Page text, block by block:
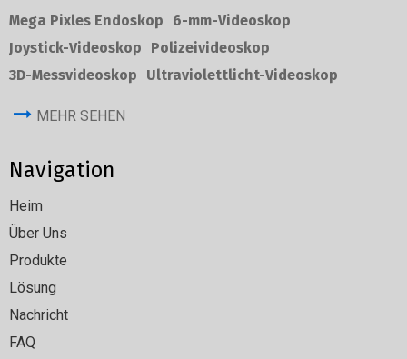
Mega Pixles Endoskop
6-mm-Videoskop
Joystick-Videoskop
Polizeivideoskop
3D-Messvideoskop
Ultraviolettlicht-Videoskop
MEHR SEHEN
Navigation
Heim
Über Uns
Produkte
Lösung
Nachricht
FAQ